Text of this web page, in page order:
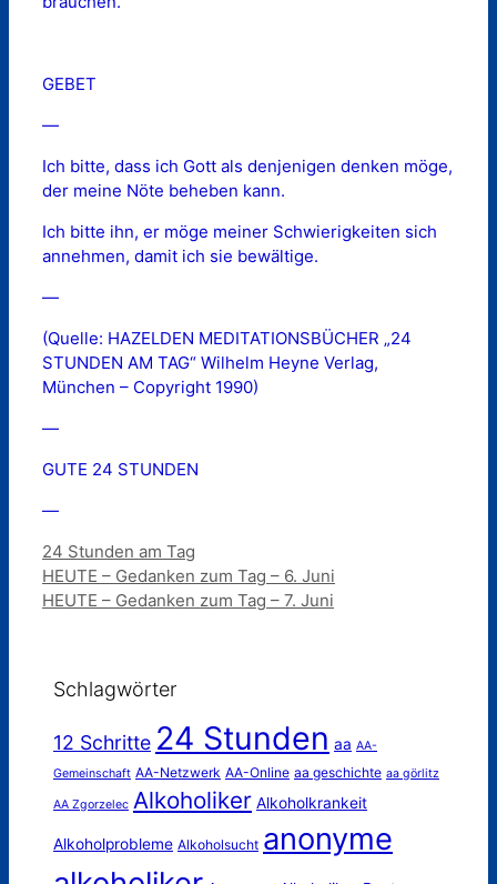
GEBET
—
Ich bitte, dass ich Gott als denjenigen denken möge,
der meine Nöte beheben kann.
Ich bitte ihn, er möge meiner Schwierigkeiten sich
annehmen, damit ich sie bewältige.
—
(Quelle: HAZELDEN MEDITATIONSBÜCHER „24
STUNDEN AM TAG“ Wilhelm Heyne Verlag,
München – Copyright 1990)
—
GUTE 24 STUNDEN
—
Kategorien
24 Stunden am Tag
HEUTE – Gedanken zum Tag – 6. Juni
HEUTE – Gedanken zum Tag – 7. Juni
Schlagwörter
12 Schritte 24 Stunden aa AA-
Gemeinschaft AA-Netzwerk AA-Online aa geschichte aa görlitz
AA Zgorzelec Alkoholiker Alkoholkrankeit
Alkoholprobleme Alkoholsucht anonyme